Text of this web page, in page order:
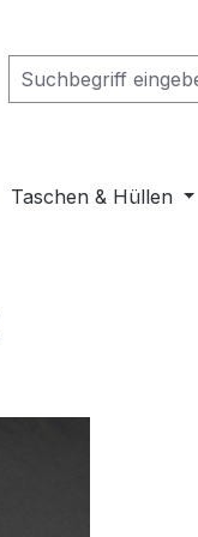
Taschen & Hüllen